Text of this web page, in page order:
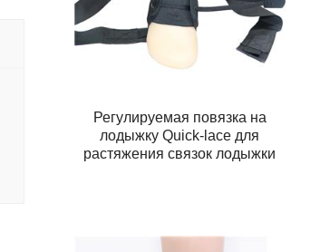
Регулируемая повязка на
лодыжку Quick-lace для
растяжения связок лодыжки